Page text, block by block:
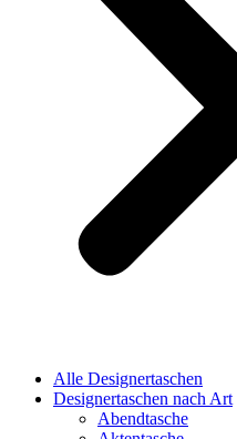
Alle Designertaschen
Designertaschen nach Art
Abendtasche